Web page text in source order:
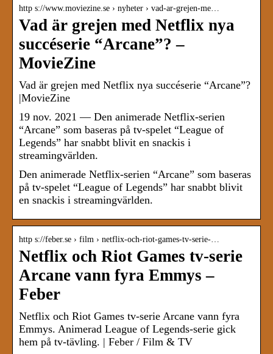
http s://www.moviezine.se › nyheter › vad-ar-grejen-me…
Vad är grejen med Netflix nya
succéserie “Arcane”? –
MovieZine
Vad är grejen med Netflix nya succéserie “Arcane”?
|MovieZine
19 nov. 2021 — Den animerade Netflix-serien
“Arcane” som baseras på tv-spelet “League of
Legends” har snabbt blivit en snackis i
streamingvärlden.
Den animerade Netflix-serien “Arcane” som baseras
på tv-spelet “League of Legends” har snabbt blivit
en snackis i streamingvärlden.
http s://feber.se › film › netflix-och-riot-games-tv-serie-…
Netflix och Riot Games tv-serie
Arcane vann fyra Emmys –
Feber
Netflix och Riot Games tv-serie Arcane vann fyra
Emmys. Animerad League of Legends-serie gick
hem på tv-tävling. | Feber / Film & TV